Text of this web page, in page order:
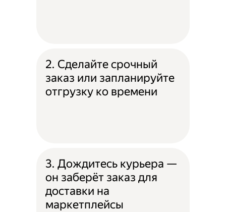
2. Сделайте срочный
заказ или запланируйте
отгрузку ко времени
3. Дождитесь курьера —
он заберёт заказ для
доставки на
маркетплейсы